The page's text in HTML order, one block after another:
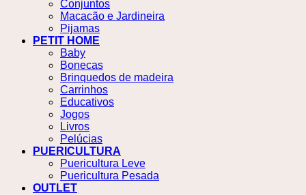
Conjuntos
Macacão e Jardineira
Pijamas
PETIT HOME
Baby
Bonecas
Brinquedos de madeira
Carrinhos
Educativos
Jogos
Livros
Pelúcias
PUERICULTURA
Puericultura Leve
Puericultura Pesada
OUTLET